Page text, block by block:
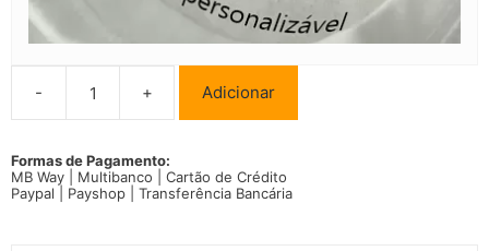
-
Quantidade
de
Duplo
Marte
+ Adicionar
Formas de Pagamento:
MB Way | Multibanco | Cartão de Crédito
Paypal | Payshop | Transferência Bancária